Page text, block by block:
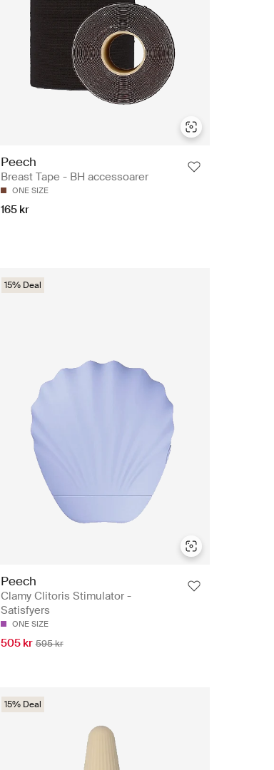
Peech
Breast Tape - BH accessoarer
ONE SIZE
165 kr
15% Deal
Peech
Clamy Clitoris Stimulator -
Satisfyers
ONE SIZE
505 kr 595 kr
15% Deal